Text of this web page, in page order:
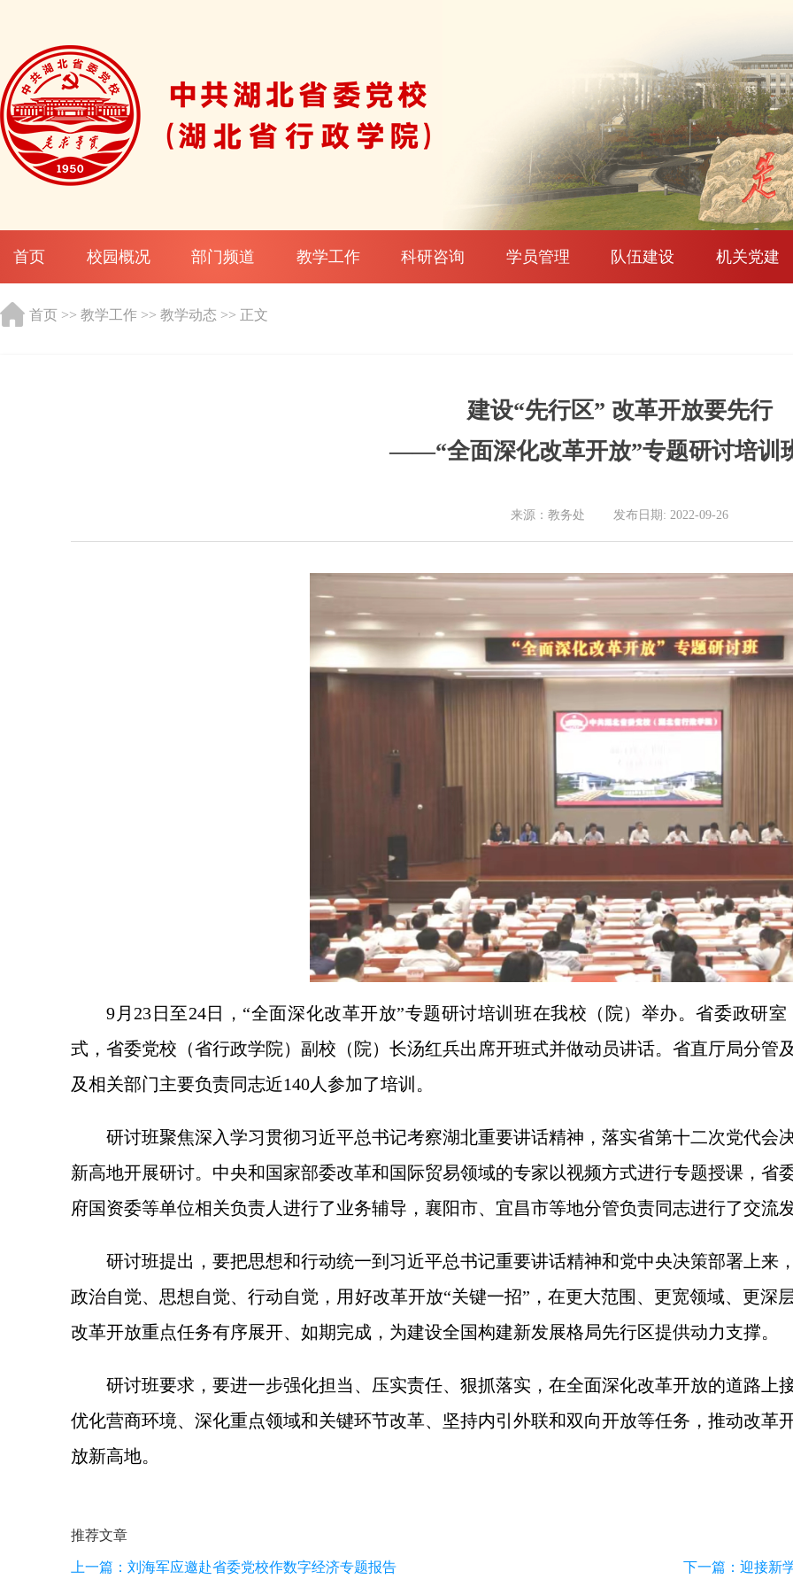
首页 校园概况 部门频道 教学工作 科研咨询 学员管理 队伍建设 机关党建
首页 >> 教学工作 >> 教学动态 >> 正文
建设“先行区” 改革开放要先行
——“全面深化改革开放”专题研讨培训
来源：教务处 发布日期: 2022-09-26
9月23日至24日，“全面深化改革开放”专题研讨培训班在我校（院）举办。省委政研
式，省委党校（省行政学院）副校（院）长汤红兵出席开班式并做动员讲话。省直厅局分管
及相关部门主要负责同志近140人参加了培训。
研讨班聚焦深入学习贯彻习近平总书记考察湖北重要讲话精神，落实省第十二次党代会
新高地开展研讨。中央和国家部委改革和国际贸易领域的专家以视频方式进行专题授课，省
府国资委等单位相关负责人进行了业务辅导，襄阳市、宜昌市等地分管负责同志进行了交流
研讨班提出，要把思想和行动统一到习近平总书记重要讲话精神和党中央决策部署上来
政治自觉、思想自觉、行动自觉，用好改革开放“关键一招”，在更大范围、更宽领域、更深
改革开放重点任务有序展开、如期完成，为建设全国构建新发展格局先行区提供动力支撑。
研讨班要求，要进一步强化担当、压实责任、狠抓落实，在全面深化改革开放的道路上
优化营商环境、深化重点领域和关键环节改革、坚持内引外联和双向开放等任务，推动改革
放新高地。
推荐文章
上一篇： 刘海军应邀赴省委党校作数字经济专题报告 下一篇： 迎接新